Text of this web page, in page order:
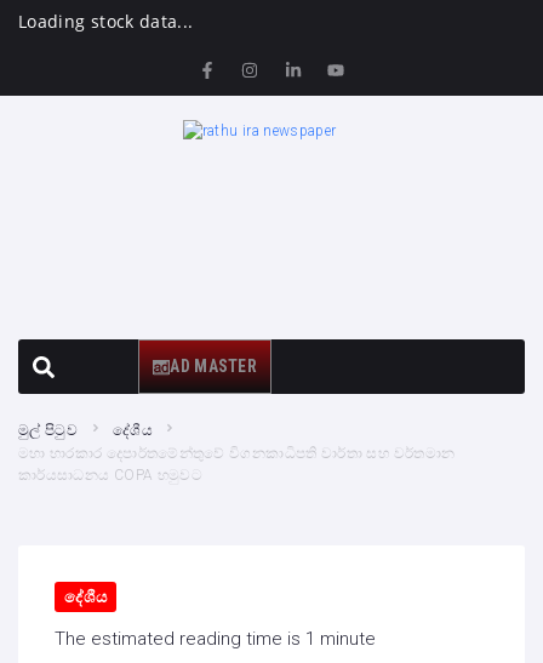
Loading stock data...
AD MASTER
මුල් පිටුව
දේශීය
මහා භාරකාර දෙපාර්තමේන්තුවේ විගනකාධිපති වාර්තා සහ වර්තමාන
කාර්යසාධනය COPA හමුවට
දේශීය
The estimated reading time is 1 minute